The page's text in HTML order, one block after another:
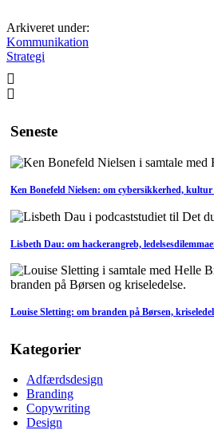
Arkiveret under:
Kommunikation
Strategi
Seneste
Ken Bonefeld Nielsen: om cybersikkerhed,
Lisbeth Dau: om hackerangreb,
Louise Sletting: om branden på Børsen,
Kategorier
Adfærdsdesign
Branding
Copywriting
Design